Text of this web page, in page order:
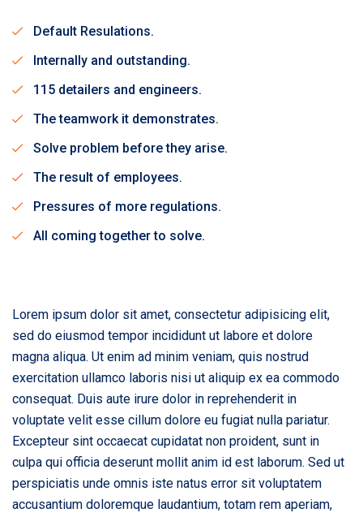
Default Resulations.
Internally and outstanding.
115 detailers and engineers.
The teamwork it demonstrates.
Solve problem before they arise.
The result of employees.
Pressures of more regulations.
All coming together to solve.
Lorem ipsum dolor sit amet, consectetur adipisicing elit,
sed do eiusmod tempor incididunt ut labore et dolore
magna aliqua. Ut enim ad minim veniam, quis nostrud
exercitation ullamco laboris nisi ut aliquip ex ea commodo
consequat. Duis aute irure dolor in reprehenderit in
voluptate velit esse cillum dolore eu fugiat nulla pariatur.
Excepteur sint occaecat cupidatat non proident, sunt in
culpa qui officia deserunt mollit anim id est laborum. Sed ut
perspiciatis unde omnis iste natus error sit voluptatem
accusantium doloremque laudantium, totam rem aperiam,